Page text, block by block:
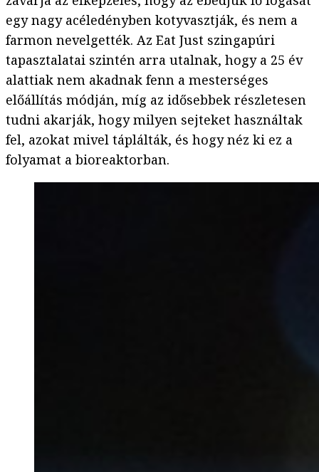
egy nagy acéledényben kotyvasztják, és nem a
farmon nevelgették. Az Eat Just szingapúri
tapasztalatai szintén arra utalnak, hogy a 25 év
alattiak nem akadnak fenn a mesterséges
előállítás módján, míg az idősebbek részletesen
tudni akarják, hogy milyen sejteket használtak
fel, azokat mivel táplálták, és hogy néz ki ez a
folyamat a bioreaktorban.